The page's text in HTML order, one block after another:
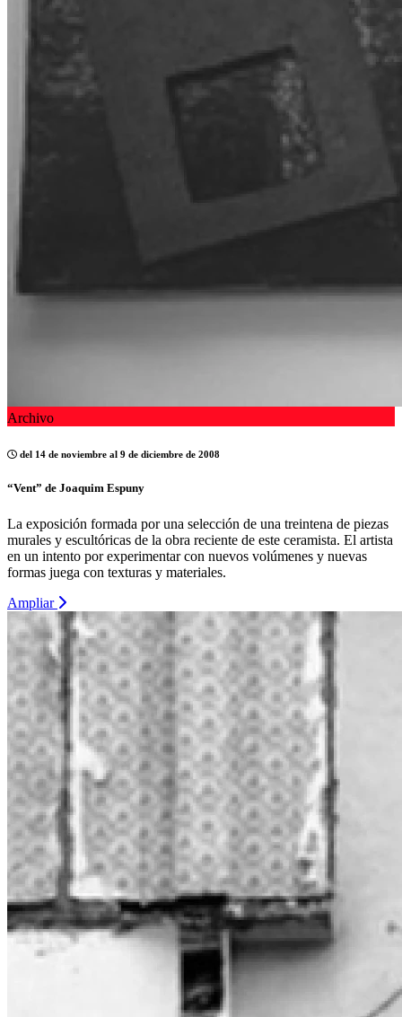
Archivo
del 14 de noviembre al 9 de diciembre de 2008
“Vent” de Joaquim Espuny
La exposición formada por una selección de una treintena de piezas
murales y escultóricas de la obra reciente de este ceramista. El artista
en un intento por experimentar con nuevos volúmenes y nuevas
formas juega con texturas y materiales.
Ampliar